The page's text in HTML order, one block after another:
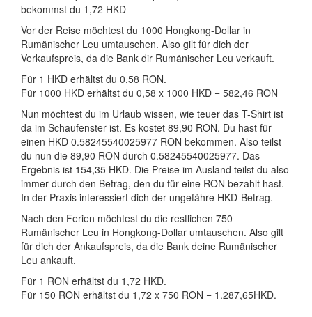
bekommst du 1,72 HKD
Vor der Reise möchtest du 1000 Hongkong-Dollar in
Rumänischer Leu umtauschen. Also gilt für dich der
Verkaufspreis, da die Bank dir Rumänischer Leu verkauft.
Für 1 HKD erhältst du 0,58 RON.
Für 1000 HKD erhältst du 0,58 x 1000 HKD = 582,46 RON
Nun möchtest du im Urlaub wissen, wie teuer das T-Shirt ist
da im Schaufenster ist. Es kostet 89,90 RON. Du hast für
einen HKD 0.58245540025977 RON bekommen. Also teilst
du nun die 89,90 RON durch 0.58245540025977. Das
Ergebnis ist 154,35 HKD. Die Preise im Ausland teilst du also
immer durch den Betrag, den du für eine RON bezahlt hast.
In der Praxis interessiert dich der ungefähre HKD-Betrag.
Nach den Ferien möchtest du die restlichen 750
Rumänischer Leu in Hongkong-Dollar umtauschen. Also gilt
für dich der Ankaufspreis, da die Bank deine Rumänischer
Leu ankauft.
Für 1 RON erhältst du 1,72 HKD.
Für 150 RON erhältst du 1,72 x 750 RON = 1.287,65HKD.